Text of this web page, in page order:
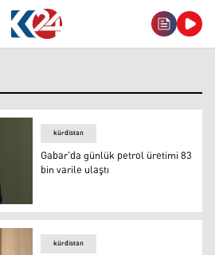
kürdistan
Gabar'da günlük petrol üretimi 83
bin varile ulaştı
kürdistan